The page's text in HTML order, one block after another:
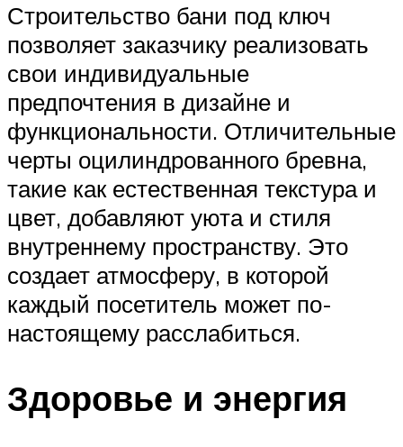
Строительство бани под ключ
позволяет заказчику реализовать
свои индивидуальные
предпочтения в дизайне и
функциональности. Отличительные
черты оцилиндрованного бревна,
такие как естественная текстура и
цвет, добавляют уюта и стиля
внутреннему пространству. Это
создает атмосферу, в которой
каждый посетитель может по-
настоящему расслабиться.
Здоровье и энергия